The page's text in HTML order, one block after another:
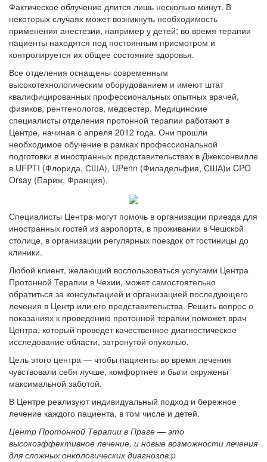
Фактическое облучение длится лишь несколько минут. В
некоторых случаях может возникнуть необходимость
применения анестезии, например у детей; во время терапии
пациенты находятся под постоянным присмотром и
контролируется их общее состояние здоровья.
Все отделения оснащены современным
высокотехнологическим оборудованием и имеют штат
квалифицированных профессиональных опытных врачей,
физиков, рентгенологов, медсестер. Медицинские
специалисты отделения протонной терапии работают в
Центре, начиная с апреля 2012 года. Они прошли
необходимое обучение в рамках профессиональной
подготовки в иностранных представительствах в Джексонвилле
в UFPTI (Флорида, США), UPenn (Филадельфия, США)и CPO
Orsay (Париж, Франция).
Специалисты Центра могут помочь в организации приезда для
иностранных гостей из аэропорта, в проживании в Чешской
столице, в организации регулярных поездок от гостиницы до
клиники.
Любой клиент, желающий воспользоваться услугами Центра
Протонной Терапии в Чехии, может самостоятельно
обратиться за консультацией и организацией последующего
лечения в Центр или его представительства. Решить вопрос о
показаниях к проведению протонной терапии поможет врач
Центра, который проведет качественное диагностическое
исследование области, затронутой опухолью.
Цель этого центра — чтобы пациенты во время лечения
чувствовали себя лучше, комфортнее и были окружены
максимальной заботой.
В Центре реализуют индивидуальный подход и бережное
лечение каждого пациента, в том числе и детей.
Центр Протонной Терапии в Праге — это
высокоэффективное лечение, и новые возможности лечения
для сложных онкологических диагнозов.p